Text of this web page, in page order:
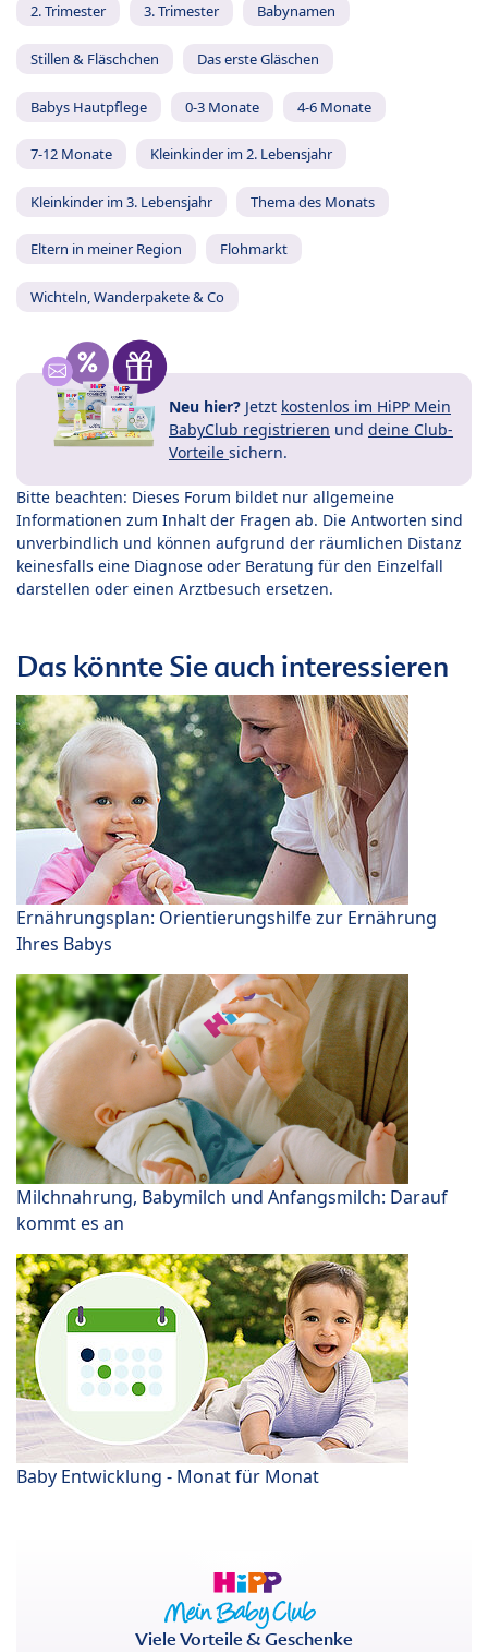
2. Trimester 3. Trimester Babynamen
Stillen & Fläschchen Das erste Gläschen
Babys Hautpflege 0-3 Monate 4-6 Monate
7-12 Monate Kleinkinder im 2. Lebensjahr
Kleinkinder im 3. Lebensjahr Thema des Monats
Eltern in meiner Region Flohmarkt
Wichteln, Wanderpakete & Co
Neu hier? Jetzt kostenlos im HiPP Mein
BabyClub registrieren und deine Club-
Vorteile sichern.
Bitte beachten: Dieses Forum bildet nur allgemeine
Informationen zum Inhalt der Fragen ab. Die Antworten sind
unverbindlich und können aufgrund der räumlichen Distanz
keinesfalls eine Diagnose oder Beratung für den Einzelfall
darstellen oder einen Arztbesuch ersetzen.
Das könnte Sie auch interessieren
Ernährungsplan: Orientierungshilfe zur Ernährung
Ihres Babys
Milchnahrung, Babymilch und Anfangsmilch: Darauf
kommt es an
Baby Entwicklung - Monat für Monat
Viele Vorteile & Geschenke